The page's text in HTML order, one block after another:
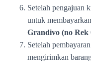
Setelah pengajuan
untuk
Grandivo (no Rek
Setelah
mengirimkan